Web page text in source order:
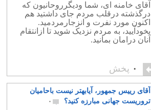
آقای خامنه ای، شما ودیگرروحانیون که
درگذشته درقلب مردم جای داشتید هم
اکنون مورد نفرت و انزجارمردمید.
بخودآیید، به مردم نزدیک شوید تا ازانتقام
آنان درامان بمانید.
۰ پخش
آقای رییس جمهور، آیابهتر نیست باحامیان
تروریست جهانی مبارزه کنید؟
۰